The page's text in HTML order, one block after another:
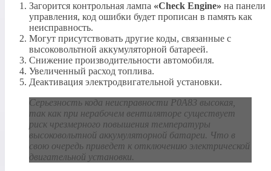
Загорится контрольная лампа «Check Engine» на панели
управления, код ошибки будет прописан в память как
неисправность.
Могут присутствовать другие коды, связанные с
высоковольтной аккумуляторной батареей.
Снижение производительности автомобиля.
Увеличенный расход топлива.
Деактивация электродвигательной установки.
Серьезность кода неисправности P0A83 высокая,
так как при нерабочем вентиляторе существует
риск чрезмерного повышения температуры
высоковольтной аккумуляторной батареи. Что в
свою очередь приведет к отключению электрической
двигательной установки.